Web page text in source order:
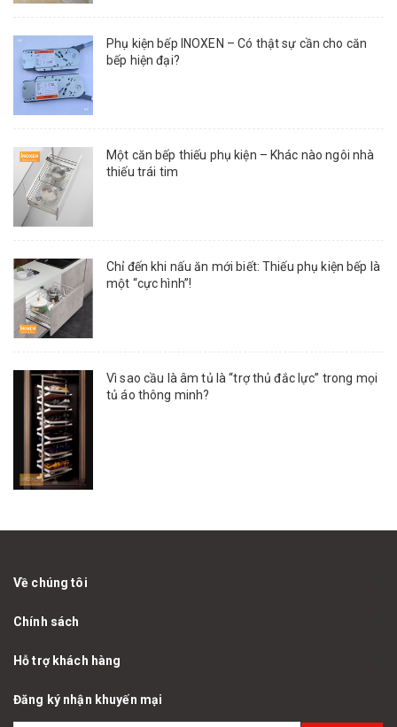
Phụ kiện bếp INOXEN – Có thật sự cần cho căn
bếp hiện đại?
Một căn bếp thiếu phụ kiện – Khác nào ngôi nhà
thiếu trái tim
Chỉ đến khi nấu ăn mới biết: Thiếu phụ kiện bếp là
một “cực hình”!
Vì sao cầu là âm tủ là “trợ thủ đắc lực” trong mọi
tủ áo thông minh?
Về chúng tôi
Chính sách
Hỗ trợ khách hàng
Đăng ký nhận khuyến mại